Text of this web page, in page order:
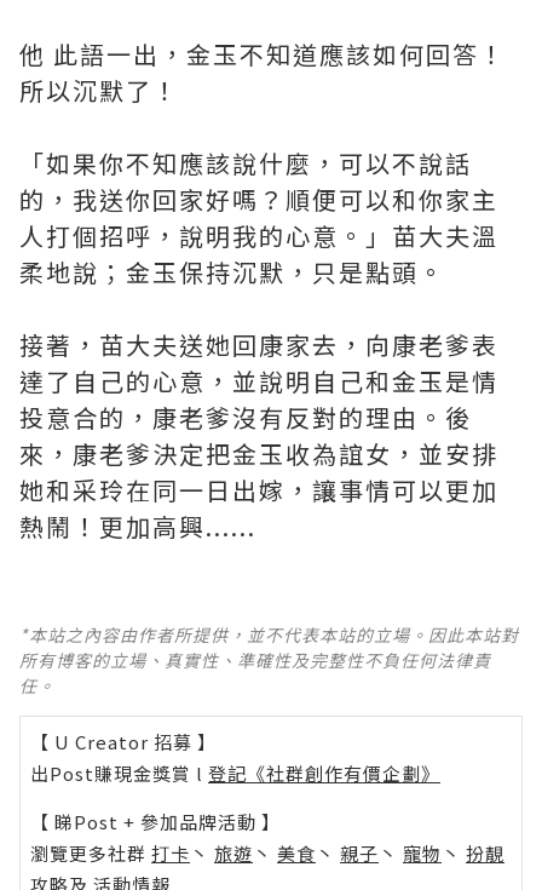
他 此語一出，金玉不知道應該如何回答！
所以沉默了！
「如果你不知應該說什麼，可以不說話
的，我送你回家好嗎？順便可以和你家主
人打個招呼，說明我的心意。」苗大夫溫
柔地說；金玉保持沉默，只是點頭。
接著，苗大夫送她回康家去，向康老爹表
達了自己的心意，並說明自己和金玉是情
投意合的，康老爹沒有反對的理由。後
來，康老爹決定把金玉收為誼女，並安排
她和采玲在同一日出嫁，讓事情可以更加
熱鬧！更加高興......
*本站之內容由作者所提供，並不代表本站的立場。因此本站對
所有博客的立場、真實性、準確性及完整性不負任何法律責
任。
【 U Creator 招募 】
出Post賺現金獎賞 l 登記《社群創作有價企劃》
【 睇Post + 參加品牌活動 】
瀏覽更多社群 打卡 丶 旅遊 丶 美食 丶 親子 丶 寵物 丶 扮靚
攻略及 活動情報